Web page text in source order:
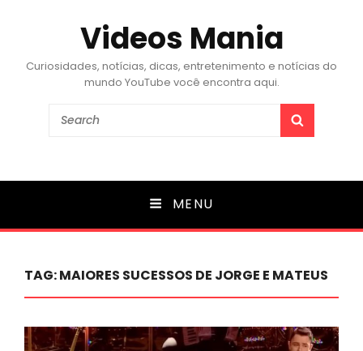
Videos Mania
Curiosidades, notícias, dicas, entretenimento e notícias do
mundo YouTube você encontra aqui.
Search
MENU
TAG:MAIORES SUCESSOS DE JORGE E MATEUS